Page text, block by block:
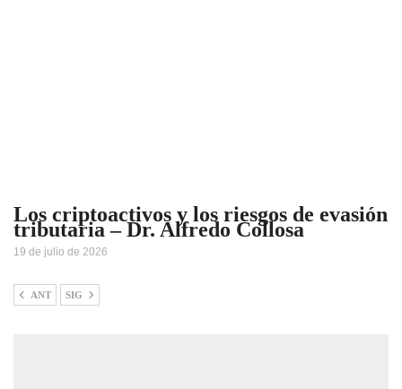
Los criptoactivos y los riesgos de evasión
tributaria – Dr. Alfredo Collosa
19 de julio de 2026
ANT SIG